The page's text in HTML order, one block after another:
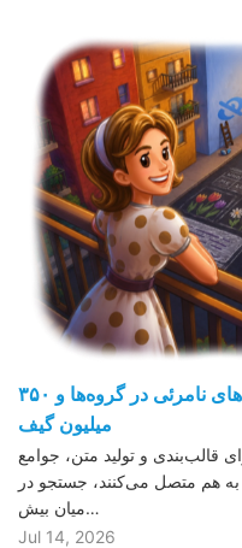
ویرایشگر متن غنی، انجمن‌ها، پیام‌های نامرئی در گروه‌ها و ۳۵۰
میلیون گیف
قالب‌بندی و تولید متن، جوامع
به هم متصل می‌کنند، جستجو در
میان بیش…
Jul 14, 2026